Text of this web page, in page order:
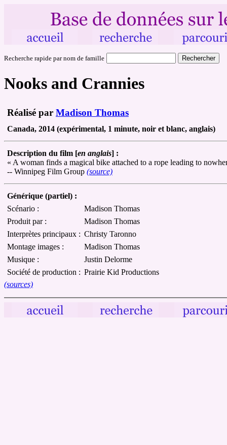
Recherche rapide par nom de famille
Nooks and Crannies
Réalisé par Madison Thomas
Canada, 2014 (expérimental, 1 minute, noir et blanc, anglais)
Description du film [en anglais] :
« A woman finds a magical bike attached to a rope leading to
-- Winnipeg Film Group (source)
Générique (partiel) :
Scénario :
Madison Thomas
Produit par :
Madison Thomas
Interprètes principaux : Christy Taronno
Montage images :
Madison Thomas
Musique :
Justin Delorme
Société de production : Prairie Kid Productions
(sources)